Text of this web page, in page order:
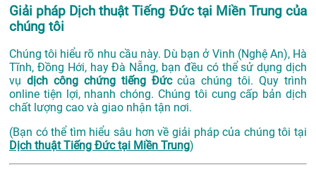
Giải pháp Dịch thuật Tiếng Đức tại Miền Trung của
chúng tôi
Chúng tôi hiểu rõ nhu cầu này. Dù bạn ở Vinh (Nghệ An), Hà
Tĩnh, Đồng Hới, hay Đà Nẵng, bạn đều có thể sử dụng dịch
vụ dịch công chứng tiếng Đứccủa chúng tôi. Quy trình
online tiện lợi, nhanh chóng. Chúng tôi cung cấp bản dịch
chất lượng cao và giao nhận tận nơi.
(Bạn có thể tìm hiểu sâu hơn về giải pháp của chúng tôi tại
Dịch thuật Tiếng Đức tại Miền Trung)